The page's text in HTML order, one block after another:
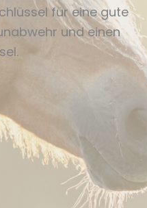
für eine gute
und einen